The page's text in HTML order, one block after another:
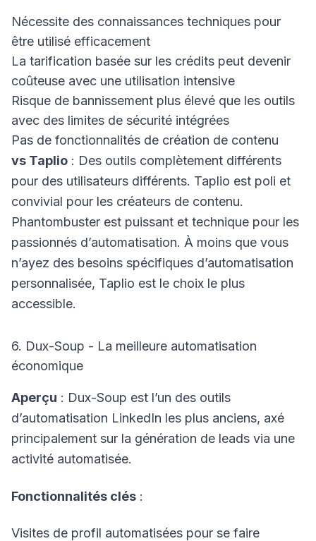
Nécessite des connaissances techniques pour
être utilisé efficacement
La tarification basée sur les crédits peut devenir
coûteuse avec une utilisation intensive
Risque de bannissement plus élevé que les outils
avec des limites de sécurité intégrées
Pas de fonctionnalités de création de contenu
vs Taplio : Des outils complètement différents
pour des utilisateurs différents. Taplio est poli et
convivial pour les créateurs de contenu.
Phantombuster est puissant et technique pour les
passionnés d’automatisation. À moins que vous
n’ayez des besoins spécifiques d’automatisation
personnalisée, Taplio est le choix le plus
accessible.
6. Dux-Soup - La meilleure automatisation
économique
Aperçu : Dux-Soup est l’un des outils
d’automatisation LinkedIn les plus anciens, axé
principalement sur la génération de leads via une
activité automatisée.
Fonctionnalités clés :
Visites de profil automatisées pour se faire